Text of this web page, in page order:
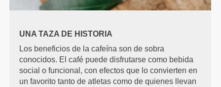
UNA TAZA DE HISTORIA
Los beneficios de la cafeína son de sobra
conocidos. El café puede disfrutarse como bebida
social o funcional, con efectos que lo convierten en
un favorito tanto de atletas como de quienes llevan